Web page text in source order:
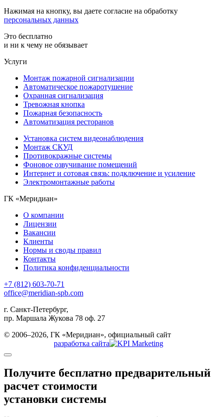
Нажимая на кнопку, вы даете согласие на обработку
персональных данных
Это бесплатно
и ни к чему не обязывает
Услуги
Монтаж пожарной сигнализации
Автоматическое пожаротушение
Охранная сигнализация
Тревожная кнопка
Пожарная безопасность
Автоматизация ресторанов
Установка систем видеонаблюдения
Монтаж СКУД
Противокражные системы
Фоновое озвучивание помещений
Интернет и сотовая связь: подключение и усиление
Электромонтажные работы
ГК «Меридиан»
О компании
Лицензии
Вакансии
Клиенты
Нормы и своды правил
Контакты
Политика конфиденциальности
+7 (812) 603-70-71
office@meridian-spb.com
г. Санкт-Петербург,
пр. Маршала Жукова 78 оф. 27
© 2006–2026, ГК «Меридиан», официальный сайт
разработка сайта
Получите бесплатно предварительный
расчет стоимости
установки системы